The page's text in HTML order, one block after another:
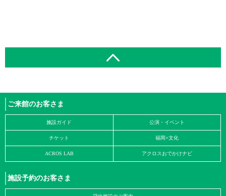
ご来館のお客さま
施設ガイド 公演・イベント
チケット 福岡×文化
ACROS LAB アクロスおでかけナビ
施設予約のお客さま